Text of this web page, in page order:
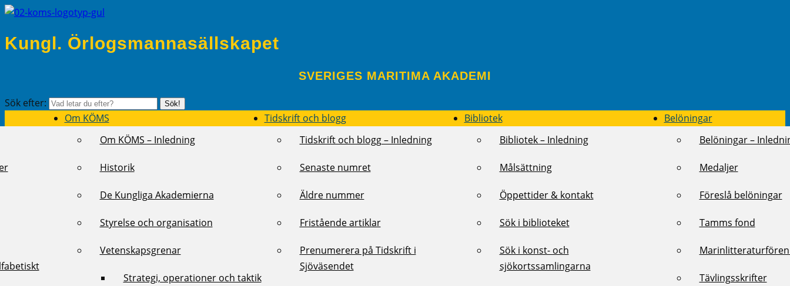
Kungl. Örlogsmannasällskapet
SVERIGES MARITIMA AKADEMI
Sök efter: Sök!
Om KÖMS
Om KÖMS – Inledning
Historik
De Kungliga Akademierna
Styrelse och organisation
Vetenskapsgrenar
Strategi, operationer och taktik
Tidskrift och blogg
Tidskrift och blogg – Inledning
Senaste numret
Äldre nummer
Fristående artiklar
Prenumerera på Tidskrift i
Sjöväsendet
Bibliotek
Bibliotek – Inledning
Målsättning
Öppettider & kontakt
Sök i biblioteket
Sök i konst- och
sjökortssamlingarna
Belöningar
Belöningar –
Medaljer
Föreslå belöningar
Tamms fond
Tävlingsskrifter